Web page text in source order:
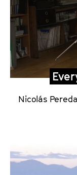
Nicolás